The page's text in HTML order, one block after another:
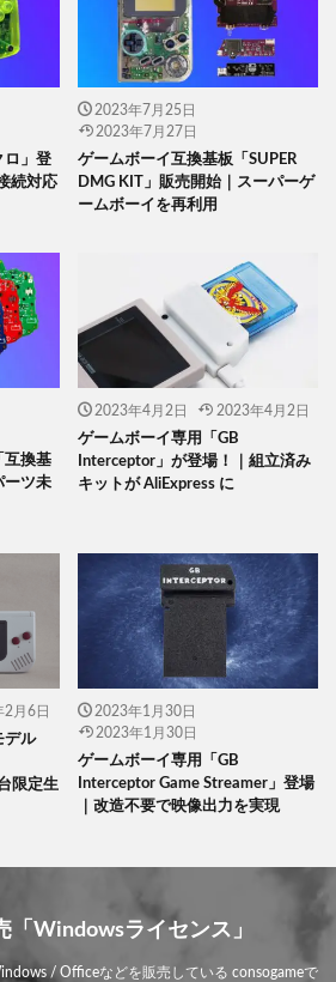
ロ」登
続対応
2023年7月25日
2023年7月27日
ゲームボーイ互換基板「SUPER
DMG KIT」販売開始｜スーパーゲ
ームボーイを再利用
互換基
ーツ未
2023年4月2日 2023年4月2日
ゲームボーイ専用「GB
Interceptor」が登場！｜組立済み
キットが AliExpress に
2月6日
デル
限定生
2023年1月30日
2023年1月30日
ゲームボーイ専用「GB
Interceptor Game Streamer」登場
｜改造不要で映像出力を実現
「Windowsライセンス」
/ Officeなどを販売している consogameで